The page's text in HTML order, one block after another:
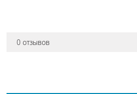
0 отзывов